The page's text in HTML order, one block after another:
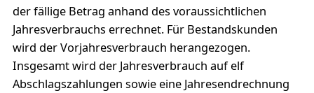
der fällige Betrag anhand des voraussichtlichen
Jahresverbrauchs errechnet. Für Bestandskunden
wird der Vorjahresverbrauch herangezogen.
Insgesamt wird der Jahresverbrauch auf elf
Abschlagszahlungen sowie eine Jahresendrechnung